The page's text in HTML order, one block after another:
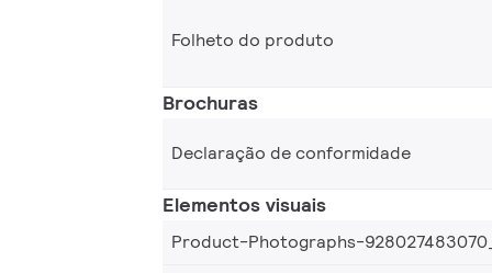
Folheto do produto
Brochuras
Declaração de conformidade
Elementos visuais
Product-Photographs-